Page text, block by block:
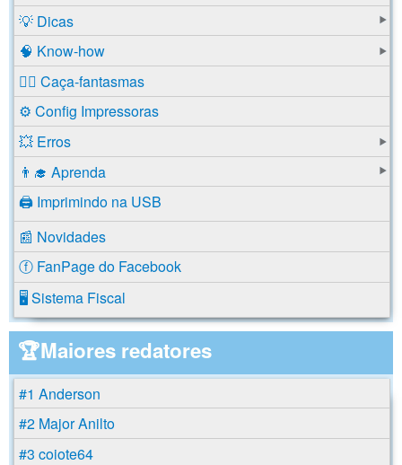
💡 Dicas
🧠 Know-how
🕵️‍♂️ Caça-fantasmas
⚙️ Config Impressoras
💥 Erros
👨‍🎓 Aprenda
🖨️ Imprimindo na USB
📰 Novidades
ⓕ FanPage do Facebook
🖥️ Sistema Fiscal
🏆Maiores redatores
#1 Anderson
#2 Major Anilto
#3 coiote64